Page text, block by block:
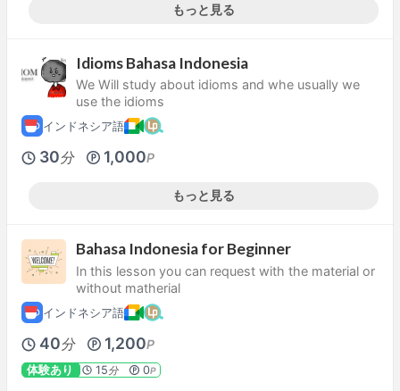
もっと見る
Idioms Bahasa Indonesia
We Will study about idioms and whe usually we
use the idioms
インドネシア語
30分 1,000P
もっと見る
Bahasa Indonesia for Beginner
In this lesson you can request with the material or
without matherial
インドネシア語
40分 1,200P
体験あり 15分 0P